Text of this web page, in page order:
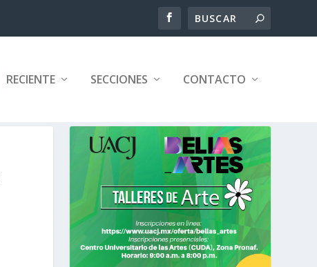
RECIENTE SECCIONES CONTACTO